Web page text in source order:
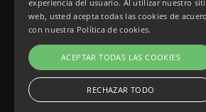
Torneos de póker
Perfil del
Portal de transparencia
Canal
experiencia del usuario. Al utilizar nuestro
web, usted acepta todas las cookies de
con nuestra Política de cookies.
ACEPTAR TODAS LAS COOKIES
RECHAZAR TODO